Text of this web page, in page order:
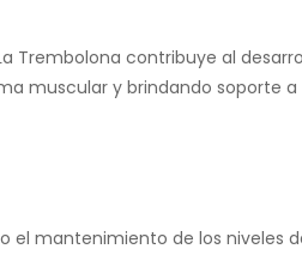
Trembolona contribuye al
muscular y brindando soporte a
el mantenimiento de los niveles